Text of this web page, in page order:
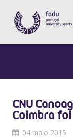
CNU
Coimbra
04 maio 2015